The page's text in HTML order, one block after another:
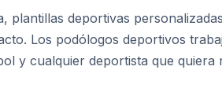
plantillas deportivas
Los podólogos deportivos
y cualquier deportista que quiera